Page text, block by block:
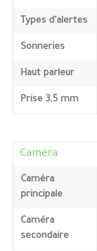
Types d'alertes
Sonneries
Haut parleur
Prise 3,5 mm
Caméra
Caméra
principale
Caméra
secondaire